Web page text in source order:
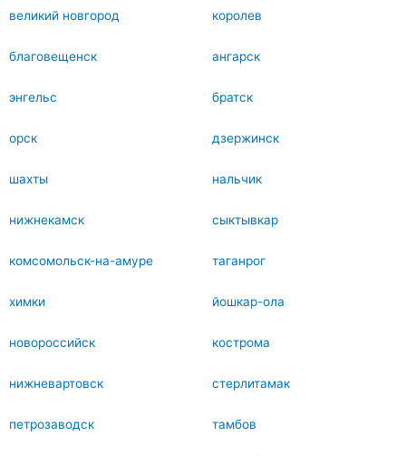
великий новгород королев
благовещенск ангарск
энгельс братск
орск дзержинск
шахты нальчик
нижнекамск сыктывкар
комсомольск-на-амуре таганрог
химки йошкар-ола
новороссийск кострома
нижневартовск стерлитамак
петрозаводск тамбов